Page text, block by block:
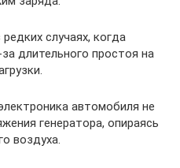
случаях, когда
длительного простоя на
автомобиля не
генератора, опираясь
воздуха.